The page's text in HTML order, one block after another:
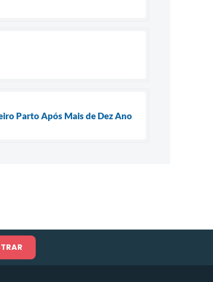
Parto Após Mais de Dez Ano